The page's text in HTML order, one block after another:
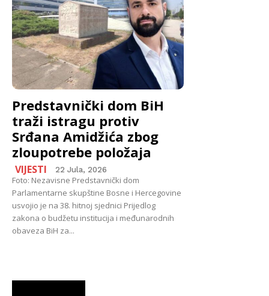
Predstavnički dom BiH
traži istragu protiv
Srđana Amidžića zbog
zloupotrebe položaja
VIJESTI 22 Jula, 2026
Foto: Nezavisne Predstavnički dom
Parlamentarne skupštine Bosne i Hercegovine
usvojio je na 38. hitnoj sjednici Prijedlog
zakona o budžetu institucija i međunarodnih
obaveza BiH za...